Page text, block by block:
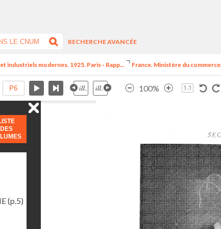
RECHERCHE AVANCÉE
industriels modernes. 1925. Paris - Rapp... France. Ministère du
100%
DES
(p.5)